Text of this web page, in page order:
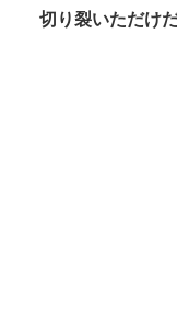
切り裂いただけだ